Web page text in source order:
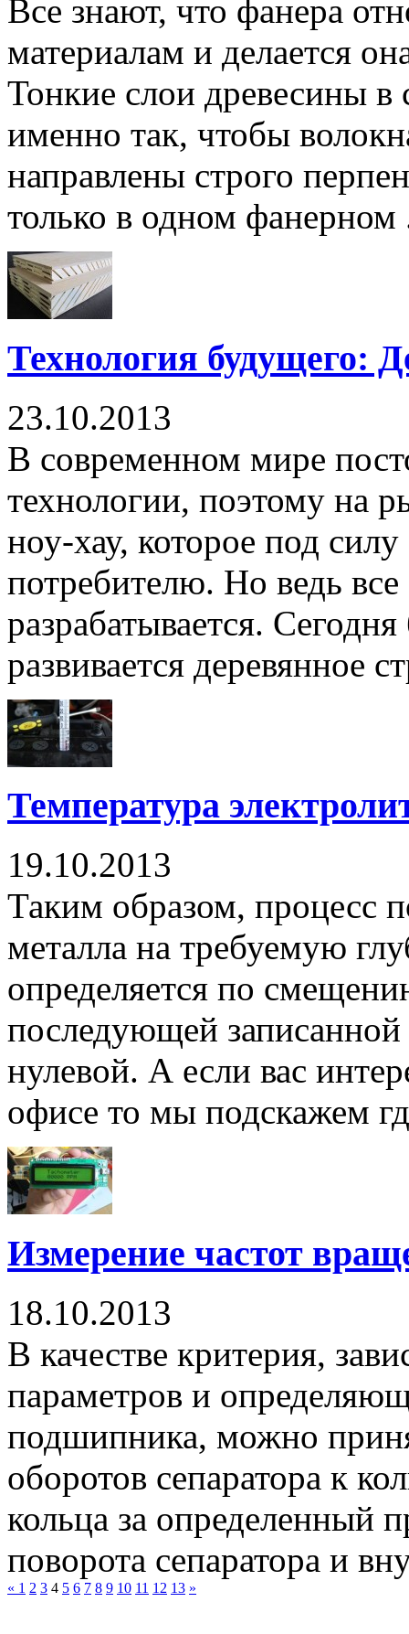
Все знают, что фанера
материалам и делается
Тонкие слои древесины в
именно так, чтобы
направлены строго
только в одном фанерном
Технология будущего:
23.10.2013
В современном мире
технологии, поэтому на
ноу-хау, которое под
потребителю. Но ведь
разрабатывается.
развивается деревянное
Температура
19.10.2013
Таким образом, процесс
металла на требуемую
определяется по
последующей
нулевой. А если вас
офисе то мы подскажем
Измерение частот
18.10.2013
В качестве критерия,
параметров и
подшипника, можно
оборотов сепаратора к
кольца за определенный
поворота сепаратора и
« 1 2 3 4 5 6 7 8 9 10 11 12 13 »